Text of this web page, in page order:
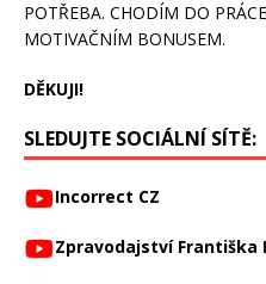
POTŘEBA. CHODÍM DO
MOTIVAČNÍM BONUSEM.
DĚKUJI!
SLEDUJTE SOCIÁLNÍ SÍTĚ:
Incorrect CZ
Zpravodajství Františka